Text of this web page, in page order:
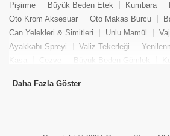
Pişirme
Büyük Beden Etek Kumbara
Oto Krom Aksesuar
Oto Makas Burcu
Can Yelekleri & Simitleri
Unlu Mamül
Ayakkabı Spreyi
Valiz Tekerleği
Kasa
Cezve Büyük Beden Gömlek
Tekne Bağlama & Demirleme
Daha Fazla Göster